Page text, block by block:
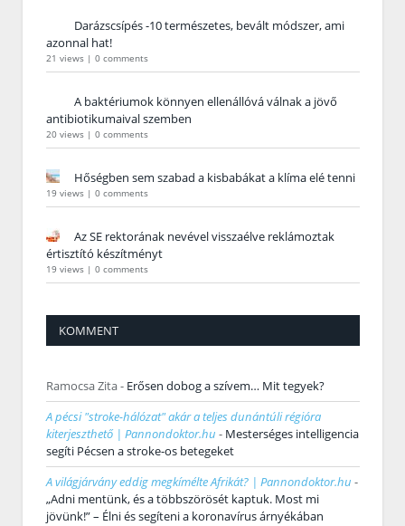
Darázscsípés -10 természetes, bevált módszer, ami
azonnal hat!
21 views | 0 comments
A baktériumok könnyen ellenállóvá válnak a jövő
antibiotikumaival szemben
20 views | 0 comments
Hőségben sem szabad a kisbabákat a klíma elé tenni
19 views | 0 comments
Az SE rektorának nevével visszaélve reklámoztak
értisztító készítményt
19 views | 0 comments
KOMMENT
Ramocsa Zita- Erősen dobog a szívem… Mit tegyek?
A pécsi "stroke-hálózat" akár a teljes dunántúli régióra
kiterjeszthető | Pannondoktor.hu - Mesterséges intelligencia
segíti Pécsen a stroke-os betegeket
A világjárvány eddig megkímélte Afrikát? | Pannondoktor.hu -
„Adni mentünk, és a többszörösét kaptuk. Most mi
jövünk!” – Élni és segíteni a koronavírus árnyékában